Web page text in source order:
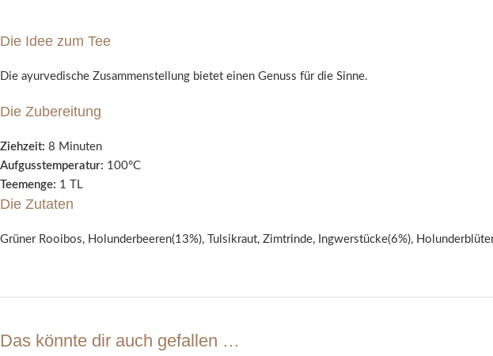
Die Idee zum Tee
Die ayurvedische Zusammenstellung bietet einen Genuss für die Sinne.
Die Zubereitung
Ziehzeit: 8 Minuten
Aufgusstemperatur: 100°C
Teemenge: 1 TL
Die Zutaten
Grüner Rooibos, Holunderbeeren(13%), Tulsikraut, Zimtrinde, Ingwerstücke(6%),
Das könnte dir auch gefallen …